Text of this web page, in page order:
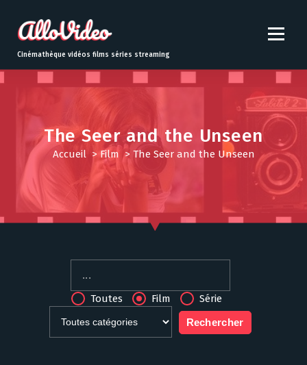
t
o
Cinémathèque vidéos films séries streaming
The Seer and the Unseen
Accueil> Film > The Seer and the Unseen
Toutes Film Série